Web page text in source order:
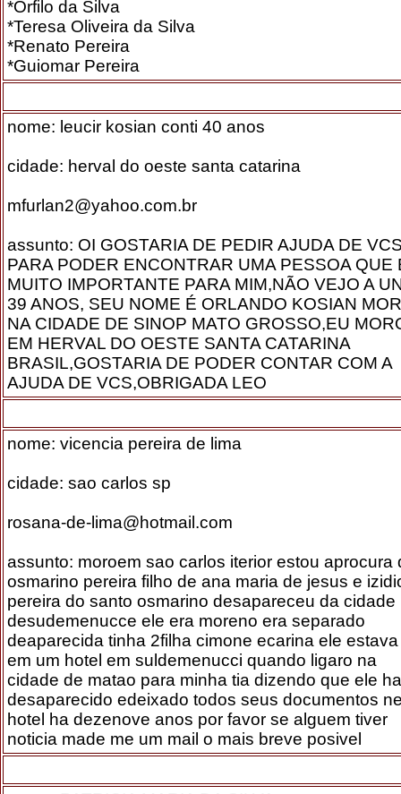
*Orfilo da Silva
*Teresa Oliveira da Silva
*Renato Pereira
*Guiomar Pereira
nome: leucir kosian conti 40 anos
cidade: herval do oeste santa catarina
mfurlan2@yahoo.com.br
assunto: OI GOSTARIA DE PEDIR AJUDA DE
PARA PODER ENCONTRAR UMA PESSOA QUE
MUITO IMPORTANTE PARA MIM,NÃO VEJO A
39 ANOS, SEU NOME É ORLANDO KOSIAN
NA CIDADE DE SINOP MATO GROSSO,EU
EM HERVAL DO OESTE SANTA CATARINA
BRASIL,GOSTARIA DE PODER CONTAR COM A
AJUDA DE VCS,OBRIGADA LEO
nome: vicencia pereira de lima
cidade: sao carlos sp
rosana-de-lima@hotmail.com
assunto: moroem sao carlos iterior estou aprocura
osmarino pereira filho de ana maria de jesus e
pereira do santo osmarino desapareceu da cidade
desudemenucce ele era moreno era separado
deaparecida tinha 2filha cimone ecarina ele estava
em um hotel em suldemenucci quando ligaro na
cidade de matao para minha tia dizendo que ele
desaparecido edeixado todos seus documentos
hotel ha dezenove anos por favor se alguem tiver
noticia made me um mail o mais breve posivel